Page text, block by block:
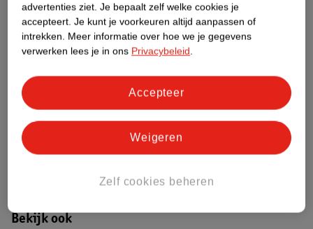
Etiketinformatie
Nature Impact Score
Impact Score.
Meer informatie
Bekijk ook
advertenties ziet. Je bepaalt zelf welke cookies je
accepteert. Je kunt je voorkeuren altijd aanpassen of
intrekken. Meer informatie over hoe we je gegevens
verwerken lees je in ons Privacybeleid.
Zelf cookies beheren
Weigeren
Accepteer